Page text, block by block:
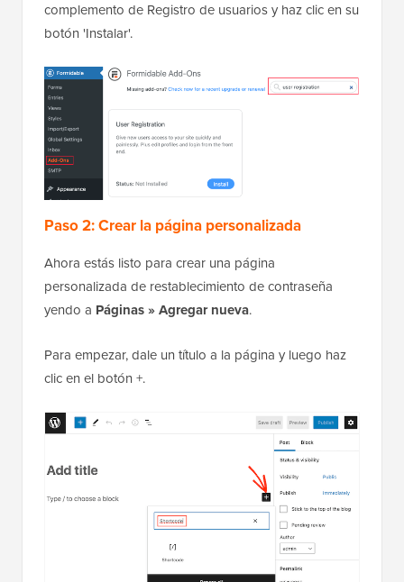
complemento de Registro de usuarios y haz clic en su
botón 'Instalar'.
Paso 2: Crear la página personalizada
Ahora estás listo para crear una página
personalizada de restablecimiento de contraseña
yendo a Páginas » Agregar nueva.
Para empezar, dale un título a la página y luego haz
clic en el botón +.